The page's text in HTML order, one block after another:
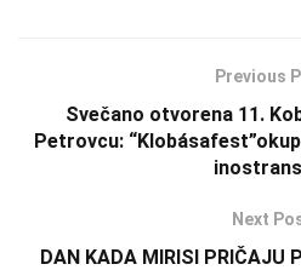
Previous
Svečano otvorena 11.
Petrovcu:
Next
DAN KADA MIRISI PRIČAJU